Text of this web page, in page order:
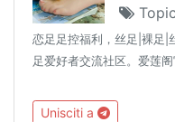
恋足足控福利，丝足|裸足|
足爱好者交流社区。爱莲
Unisciti a